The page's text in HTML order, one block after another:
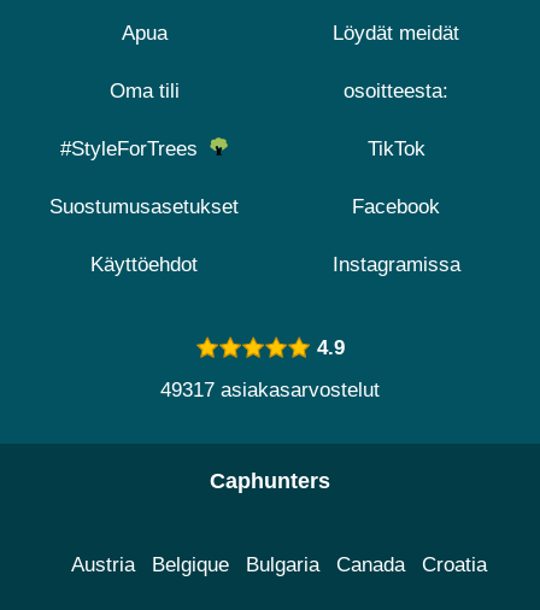
Apua
Oma tili
#StyleForTrees
Suostumusasetukset
Käyttöehdot
Löydät meidät
osoitteesta:
TikTok
Facebook
Instagramissa
4.9
49317 asiakasarvostelut
Caphunters
Austria Belgique Bulgaria Canada Croatia